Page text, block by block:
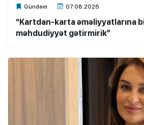
Gündəm 07.08.2026
Xalq.Online
“Kartdan-karta əməliyyatlarına
məhdudiyyət gətirmirik”